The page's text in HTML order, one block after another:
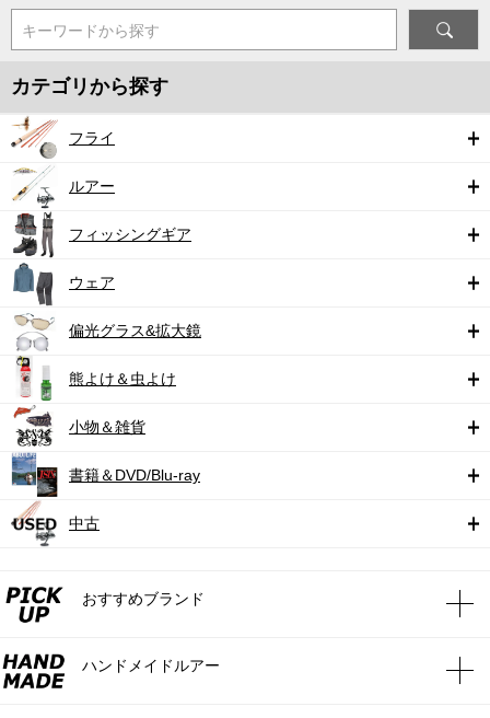
キーワードから探す
カテゴリから探す
フライ
ルアー
フィッシングギア
ウェア
偏光グラス&拡大鏡
熊よけ＆虫よけ
小物＆雑貨
書籍＆DVD/Blu-ray
中古
おすすめブランド
ハンドメイドルアー